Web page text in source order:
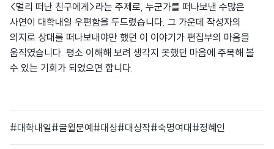
<멀리 떠난 친구에게>라는 주제로, 누군가를 떠나보낸 수많은
사연이 대학내일 우편함을 두드렸습니다. 그 가운데 작성자의
의지로 상대를 떠나보내야만 했던 이 이야기가 편집부의 마음을
움직였습니다. 평소 이해해 보려 생각지 못했던 마음에 주목해 볼
수 있는 기회가 되었으면 합니다.
#대학내일#글월문예 #대상#대상작#숙명여대 #정혜인